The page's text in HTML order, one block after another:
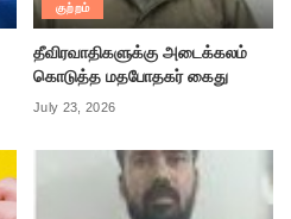
குற்றம்
தீவிரவாதிகளுக்கு அடைக்கலம்
கொடுத்த மதபோதகர் கைது
July 23, 2026